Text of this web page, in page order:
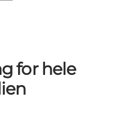
for hele